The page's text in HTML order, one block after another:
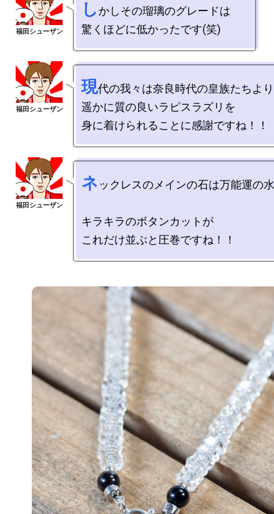
しかしその瑠璃のグレードは
現代の我々は奈良時代の皇族たちよ
遥かに質の良いラピスラズリを
ネ ックレスのメインの石は万能運の
キラキラのボタンカットが